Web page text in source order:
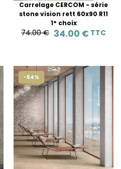
Carrelage CERCOM - série
stone vision rett 60x90 R11
1° choix
74.00 € 34.00 € TTC
-54%